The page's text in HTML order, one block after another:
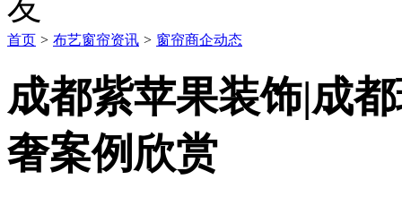
首页 > 布艺窗帘资讯 > 窗帘商企动态
成都紫苹果装饰|成
奢案例欣赏